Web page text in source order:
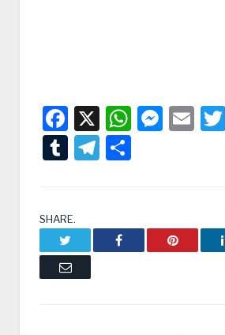
Facebook
X
TumblrTelegram
SHARE.
Facebook Pinterest
Email